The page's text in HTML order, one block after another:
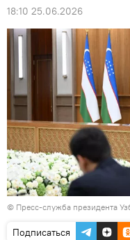
18:10 25.06.2026
© Пресс-служба президента
Подписаться